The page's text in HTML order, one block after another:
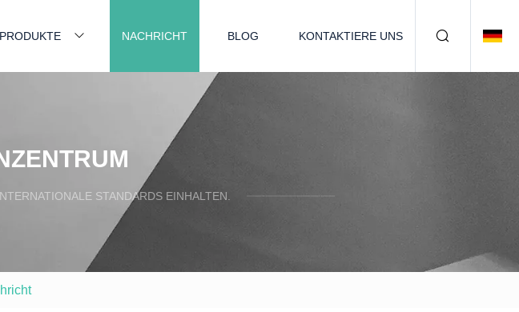
PRODUKTE NACHRICHT BLOG KONTAKTIERE UNS
STANDARDS EINHALTEN.